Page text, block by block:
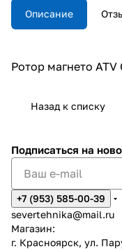
Описание
Ротор магнето
Назад к списку
Подписаться на
+7 (953) 585-00-39
severtehnika@mail.ru
Магазин:
г. Красноярск, ул.